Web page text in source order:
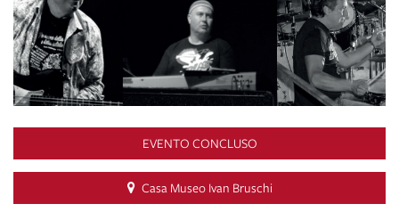
EVENTO CONCLUSO
Casa Museo Ivan Bruschi